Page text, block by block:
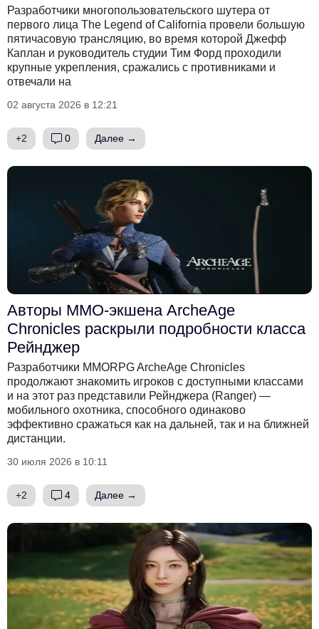
Разработчики многопользовательского шутера от
первого лица The Legend of California провели большую
пятичасовую трансляцию, во время которой Джефф
Каплан и руководитель студии Тим Форд проходили
крупные укрепления, сражались с противниками и
отвечали на
02 августа 2026 в 12:21
+2 0 Далее →
Авторы MMO-экшена ArcheAge
Chronicles раскрыли подробности класса
Рейнджер
Разработчики MMORPG ArcheAge Chronicles
продолжают знакомить игроков с доступными классами
и на этот раз представили Рейнджера (Ranger) —
мобильного охотника, способного одинаково
эффективно сражаться как на дальней, так и на ближней
дистанции.
30 июля 2026 в 10:11
+2 4 Далее →